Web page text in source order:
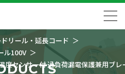
リール・延長コード
ル100V
度センサー付 過負荷漏電保護兼用ブ